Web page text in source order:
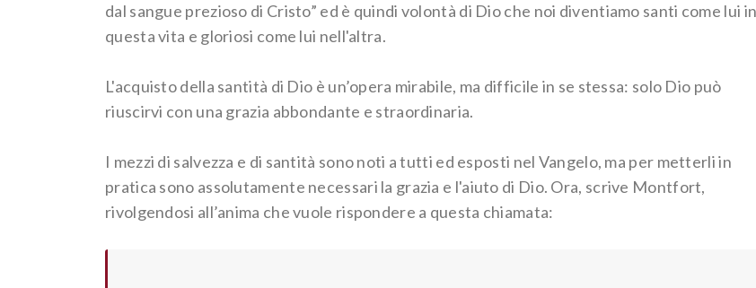
dal sangue prezioso di Cristo” ed è quindi volontà di Dio che noi diventiamo santi come lui in
questa vita e gloriosi come lui nell'altra.
L'acquisto della santità di Dio è un’opera mirabile, ma difficile in se stessa: solo Dio può
riuscirvi con una grazia abbondante e straordinaria.
I mezzi di salvezza e di santità sono noti a tutti ed esposti nel Vangelo, ma per metterli in
pratica sono assolutamente necessari la grazia e l'aiuto di Dio. Ora, scrive Montfort,
rivolgendosi all’anima che vuole rispondere a questa chiamata: